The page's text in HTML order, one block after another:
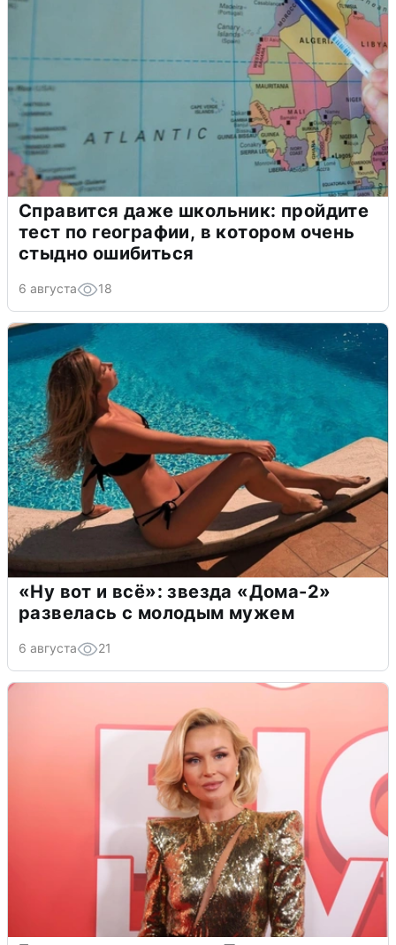
Справится даже школьник: пройдите
тест по географии, в котором очень
стыдно ошибиться
6 августа 18
«Ну вот и всё»: звезда «Дома-2»
развелась с молодым мужем
6 августа 21